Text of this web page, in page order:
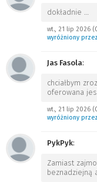
dokładnie …
wt., 21 lip 2026
wyróżniony
Jas Fasola:
chciałbym
oferowana
wt., 21 lip 2026
wyróżniony
PykPyk:
Zamiast
beznadziejną